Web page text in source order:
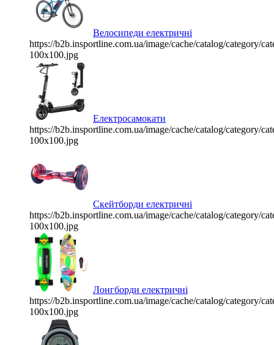
Велосипеди електричні
https://b2b.insportline.com.ua/image/cache/catalog/category/
100x100.jpg
Електросамокати
https://b2b.insportline.com.ua/image/cache/catalog/category/
100x100.jpg
Скейтборди електричні
https://b2b.insportline.com.ua/image/cache/catalog/category/
100x100.jpg
Лонгборди електричні
https://b2b.insportline.com.ua/image/cache/catalog/category/
100x100.jpg